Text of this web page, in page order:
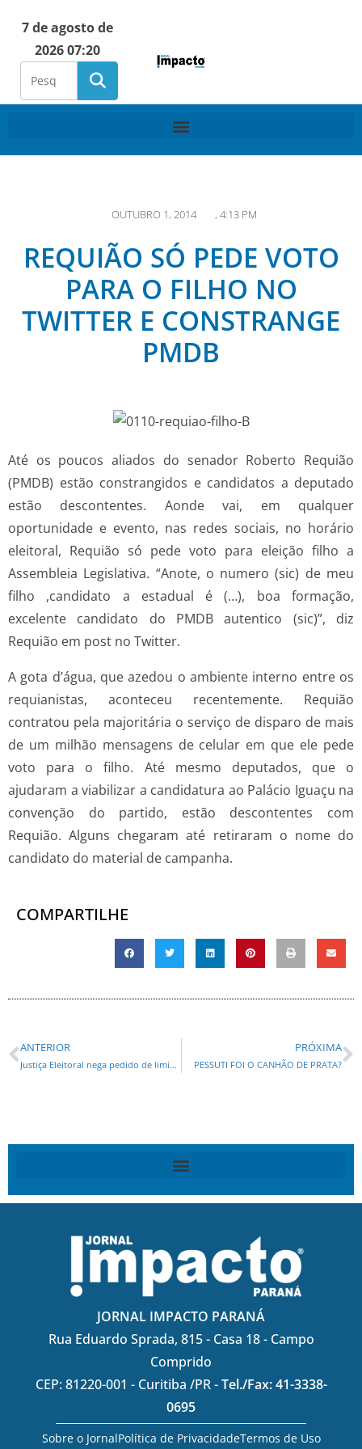
7 de agosto de
2026 07:20
OUTUBRO 1, 2014 , 4:13 PM
REQUIÃO SÓ PEDE VOTO
PARA O FILHO NO
TWITTER E CONSTRANGE
PMDB
Até os poucos aliados do senador Roberto Requião
(PMDB) estão constrangidos e candidatos a deputado
estão descontentes. Aonde vai, em qualquer
oportunidade e evento, nas redes sociais, no horário
eleitoral, Requião só pede voto para eleição filho a
Assembleia Legislativa. “Anote, o numero (sic) de meu
filho ,candidato a estadual é (…), boa formação,
excelente candidato do PMDB autentico (sic)”, diz
Requião em post no Twitter.
A gota d’água, que azedou o ambiente interno entre os
requianistas, aconteceu recentemente. Requião
contratou pela majoritária o serviço de disparo de mais
de um milhão mensagens de celular em que ele pede
voto para o filho. Até mesmo deputados, que o
ajudaram a viabilizar a candidatura ao Palácio Iguaçu na
convenção do partido, estão descontentes com
Requião. Alguns chegaram até retiraram o nome do
candidato do material de campanha.
COMPARTILHE
ANTERIOR
Justiça Eleitoral nega pedido de liminar para Zeca Dirceu
PRÓXIMA
PESSUTI FOI O CANHÃO DE PRATA?
JORNAL IMPACTO PARANÁ
Rua Eduardo Sprada, 815 - Casa 18 - Campo
Comprido
CEP: 81220-001 - Curitiba /PR -Tel./Fax: 41-3338-
0695
Sobre o JornalPolítica de PrivacidadeTermos de Uso